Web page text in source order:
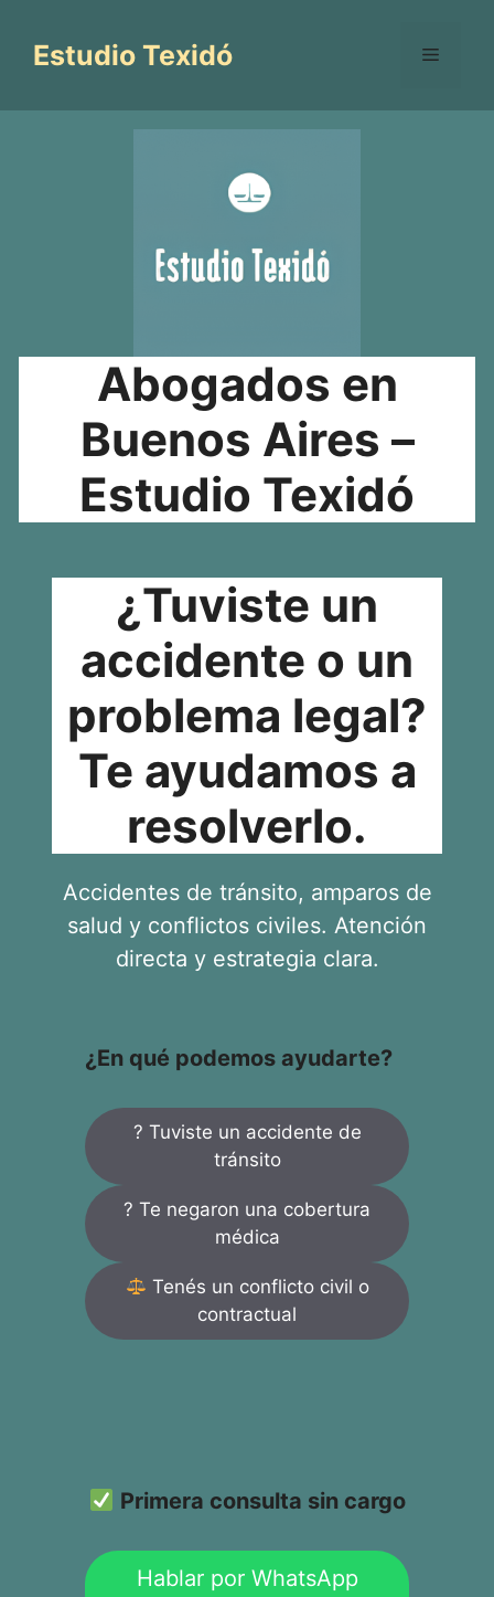
contenido
Estudio Texidó Menú
Abogados en
Buenos Aires –
Estudio Texidó
¿Tuviste un
accidente o un
problema legal?
Te ayudamos a
resolverlo.
Accidentes de tránsito, amparos de
salud y conflictos civiles. Atención
directa y estrategia clara.
¿En qué podemos ayudarte?
? Tuviste un accidente de
tránsito
? Te negaron una cobertura
médica
Tenés un conflicto civil o
contractual
Primera consulta sin cargo
Hablar por WhatsApp